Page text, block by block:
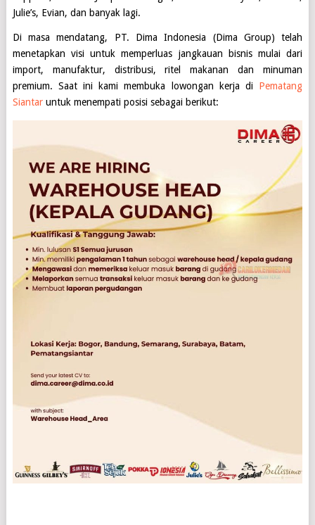
Julie’s, Evian, dan banyak lagi.
Di masa mendatang, PT. Dima Indonesia (Dima Group) telah
menetapkan visi untuk memperluas jangkauan bisnis mulai dari
import, manufaktur, distribusi, ritel makanan dan minuman
premium. Saat ini kami membuka lowongan kerja di Pematang
Siantaruntuk menempati posisi sebagai berikut: